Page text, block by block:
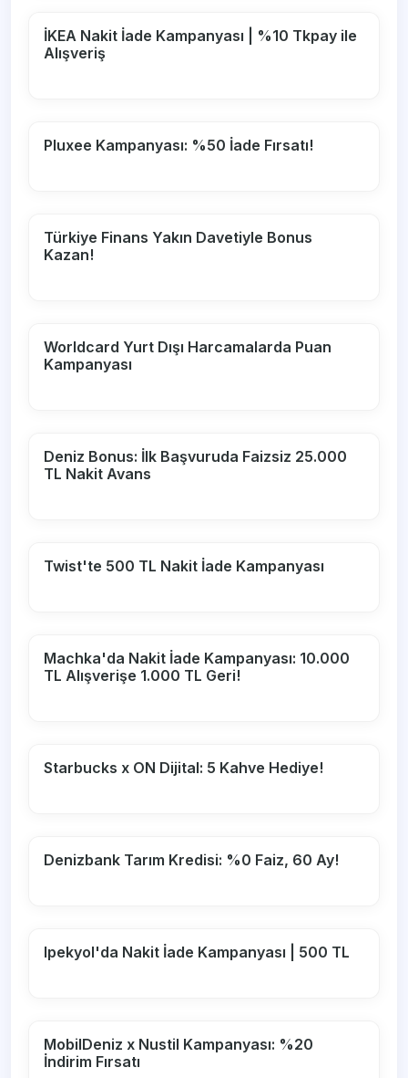
İKEA Nakit İade Kampanyası | %10 Tkpay ile
Alışveriş
Pluxee Kampanyası: %50 İade Fırsatı!
Türkiye Finans Yakın Davetiyle Bonus
Kazan!
Worldcard Yurt Dışı Harcamalarda Puan
Kampanyası
Deniz Bonus: İlk Başvuruda Faizsiz 25.000
TL Nakit Avans
Twist'te 500 TL Nakit İade Kampanyası
Machka'da Nakit İade Kampanyası: 10.000
TL Alışverişe 1.000 TL Geri!
Starbucks x ON Dijital: 5 Kahve Hediye!
Denizbank Tarım Kredisi: %0 Faiz, 60 Ay!
Ipekyol'da Nakit İade Kampanyası | 500 TL
MobilDeniz x Nustil Kampanyası: %20
İndirim Fırsatı